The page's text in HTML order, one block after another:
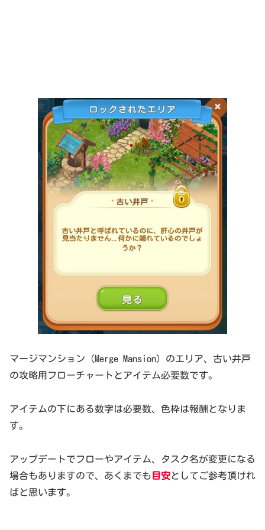
マージマンション（Merge Mansion）のエリア、古い井戸
の攻略用フローチャートとアイテム必要数です。
アイテムの下にある数字は必要数、色枠は報酬となりま
す。
アップデートでフローやアイテム、タスク名が変更になる
場合もありますので、あくまでも 目安としてご参考頂けれ
ばと思います。